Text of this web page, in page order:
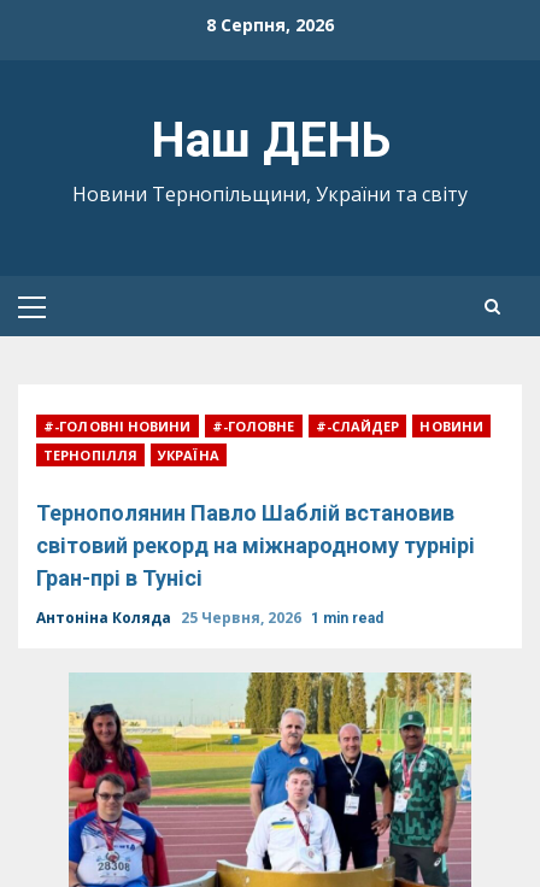
8 Серпня, 2026
Наш ДЕНЬ
Новини Тернопільщини, України та світу
Primary
#-ГОЛОВНІ НОВИНИ #-ГОЛОВНЕ #-СЛАЙДЕР
НОВИНИ
ТЕРНОПІЛЛЯ
УКРАЇНА
Тернополянин Павло Шаблій встановив
світовий рекорд на міжнародному турнірі
Гран-прі в Тунісі
Антоніна Коляда 25 Червня, 2026 1 min read